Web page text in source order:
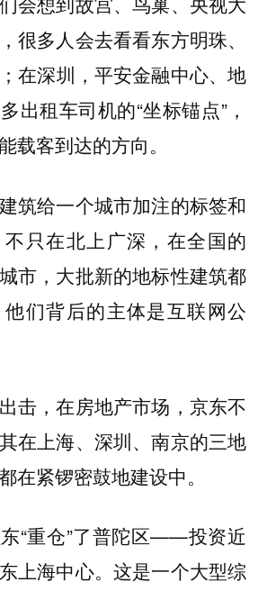
很多人会去看看东方明珠、
在深圳，平安金融中心、地
出租车司机的“坐标锚点”，
载客到达的方向。
筑给一个城市加注的标签和
只在北上广深，在全国的
市，大批新的地标性建筑都
们背后的主体是互联网公
击，在房地产市场，京东不
在上海、深圳、南京的三地
在紧锣密鼓地建设中。
“重仓”了普陀区——投资近
上海中心。这是一个大型综